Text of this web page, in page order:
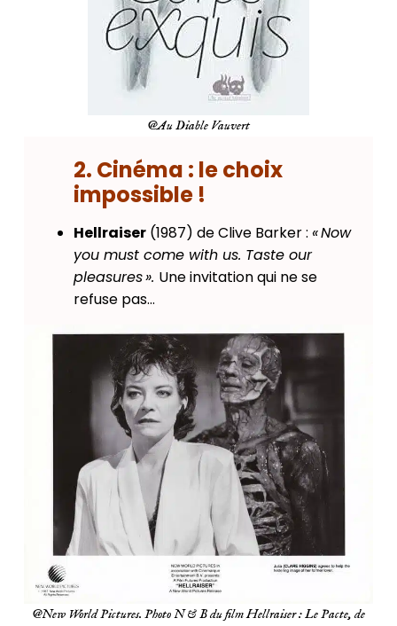
@Au Diable Vauvert
2. Cinéma : le choix
impossible !
Hellraiser(1987) de Clive Barker : «Now
you must come with us. Taste our
pleasures ». Une invitation qui ne se
refuse pas…
@New World Pictures. Photo N & B du film Hellraiser : Le Pacte, de